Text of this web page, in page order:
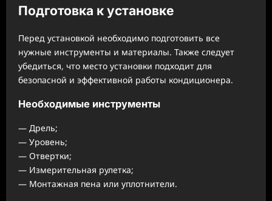
Подготовка к установке
Перед установкой необходимо подготовить все
нужные инструменты и материалы. Также следует
убедиться, что место установки подходит для
безопасной и эффективной работы кондиционера.
Необходимые инструменты
— Дрель;
— Уровень;
— Отвертки;
— Измерительная рулетка;
— Монтажная пена или уплотнители.